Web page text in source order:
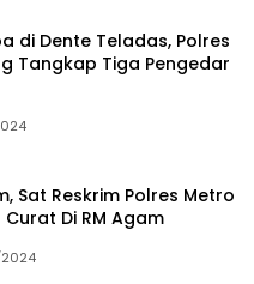
di Dente Teladas, Polres
Tangkap Tiga Pengedar
Sat Reskrim Polres Metro
Di RM Agam